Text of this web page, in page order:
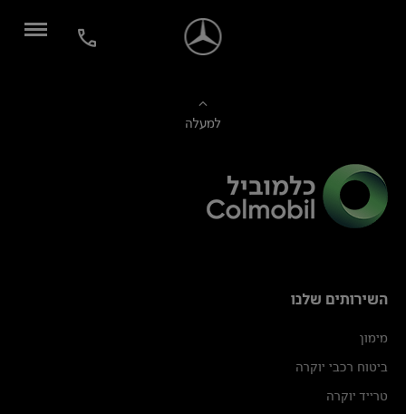
למעלה
השירותים שלנו
מימון
ביטוח רכבי יוקרה
טרייד יוקרה